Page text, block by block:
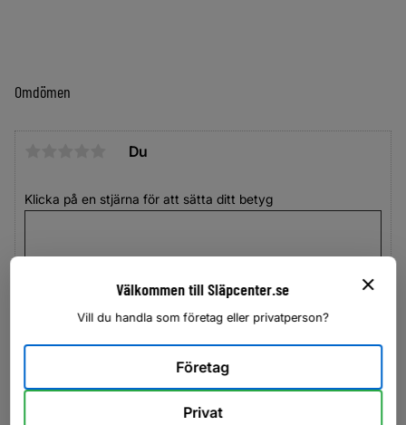
Omdömen
Du
Klicka på en stjärna för att sätta ditt betyg
Välkommen till Släpcenter.se
Vill du handla som företag eller privatperson?
Företag
Privat